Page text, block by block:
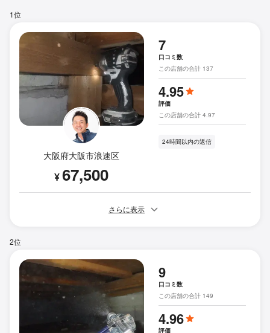
1位
大阪府大阪市浪速区
¥67,500
7
口コミ数
この店舗の合計 137
4.95
評価
この店舗の合計 4.97
24時間以内の返信
さらに表示
2位
9
口コミ数
この店舗の合計 149
4.96
評価